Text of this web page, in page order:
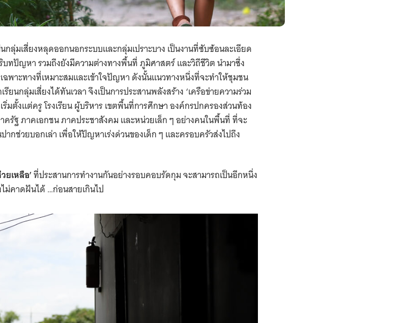
กลุ่มเสี่ยงหลุดออกนอกระบบและกลุ่มเปราะบาง เป็นงานที่ซับซ้อนละเอียด
ทปัญหา รวมถึงยังมีความต่างทางพื้นที่ ภูมิศาสตร์ และวิถีชีวิต นำมาซึ่ง
พาะทางที่เหมาะสมและเข้าใจปัญหา ดังนั้นแนวทางหนึ่งที่จะทำให้ชุมชน
นกลุ่มเสี่ยงได้ทันเวลา จึงเป็นการประสานพลังสร้าง ‘เครือข่ายความร่วม
มตั้งแต่ครู โรงเรียน ผู้บริหาร เขตพื้นที่การศึกษา องค์กรปกครองส่วนท้อง
รัฐ ภาคเอกชน ภาคประชาสังคม และหน่วยเล็ก ๆ อย่างคนในพื้นที่ ที่จะ
ากช่วยบอกเล่า เพื่อให้ปัญหาเร่งด่วนของเด็ก ๆ และครอบครัวส่งไปถึง
ยเหลือ’ที่ประสานการทำงานกันอย่างรอบคอบรัดกุม จะสามารถเป็นอีกหนึ่ง
ม่คาดฝันได้ …ก่อนสายเกินไป